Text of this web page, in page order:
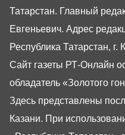
Татарстан. Главный
Евгеньевич. Адрес
Республика Татарстан, г.
Сайт газеты РТ-Онлайн
обладатель «Золотого
Здесь представлены
Казани. При